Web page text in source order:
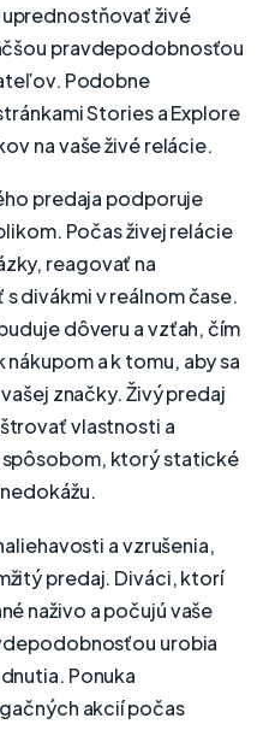
živé
pravdepodobnosťou
Podobne
Stories a Explore
na vaše živé relácie.
predaja podporuje
Počas živej relácie
reagovať na
divákmi v reálnom čase.
dôveru a vzťah, čím
a k tomu, aby sa
značky. Živý predaj
vlastnosti a
ktorý statické
a vzrušenia,
predaj. Diváci, ktorí
naživo a počujú vaše
urobia
Ponuka
akcií počas